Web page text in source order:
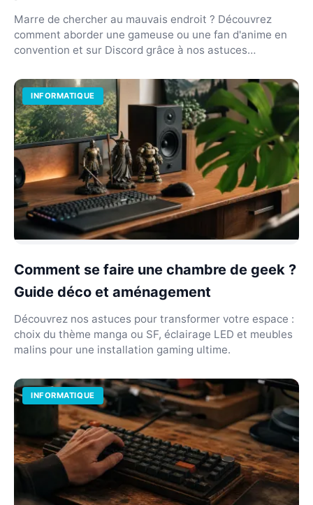
Marre de chercher au mauvais endroit ? Découvrez
comment aborder une gameuse ou une fan d'anime en
convention et sur Discord grâce à nos astuces
INFORMATIQUE
Comment se faire une chambre de geek ?
Guide déco et aménagement
Découvrez nos astuces pour transformer votre espace :
choix du thème manga ou SF, éclairage LED et meubles
malins pour une installation gaming ultime.
INFORMATIQUE